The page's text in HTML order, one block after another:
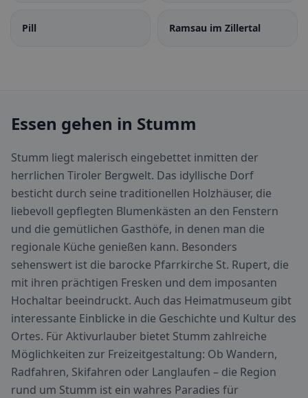
Pill Ramsau im Zillertal
Essen gehen in Stumm
Stumm liegt malerisch eingebettet inmitten der
herrlichen Tiroler Bergwelt. Das idyllische Dorf
besticht durch seine traditionellen Holzhäuser, die
liebevoll gepflegten Blumenkästen an den Fenstern
und die gemütlichen Gasthöfe, in denen man die
regionale Küche genießen kann. Besonders
sehenswert ist die barocke Pfarrkirche St. Rupert, die
mit ihren prächtigen Fresken und dem imposanten
Hochaltar beeindruckt. Auch das Heimatmuseum gibt
interessante Einblicke in die Geschichte und Kultur des
Ortes. Für Aktivurlauber bietet Stumm zahlreiche
Möglichkeiten zur Freizeitgestaltung: Ob Wandern,
Radfahren, Skifahren oder Langlaufen – die Region
rund um Stumm ist ein wahres Paradies für